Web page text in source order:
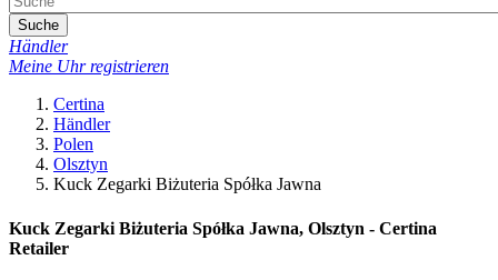
Suche
Händler
Meine Uhr registrieren
Certina
Händler
Polen
Olsztyn
Kuck Zegarki Biżuteria Spółka Jawna
Kuck Zegarki Biżuteria Spółka Jawna, Olsztyn - Certina
Retailer